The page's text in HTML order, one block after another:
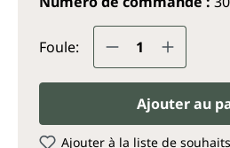
Foule: Quantité de
Ajouter au
Ajouter à la liste de souhaits